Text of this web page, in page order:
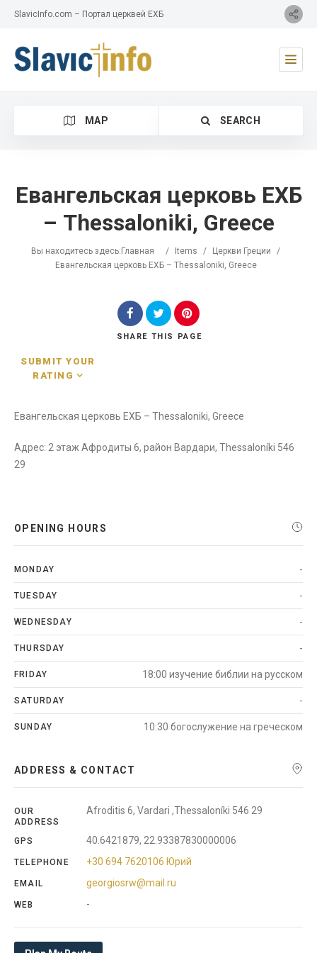
SlavicInfo.com – Портал церквей ЕХБ
MAP SEARCH
Category
Location
Search
Евангельская церковь ЕХБ
– Thessaloniki, Greece
Вы находитесь здесь:Главная / Items / Церкви Греции
/
Евангельская церковь ЕХБ – Thessaloniki, Greece
SHARE THIS PAGE
SUBMIT YOUR
RATING
Евангельская церковь ЕХБ – Thessaloniki, Greece
Адрес: 2 этаж Афродиты 6, район Вардари, Thessaloníki 546
29
OPENING HOURS
MONDAY -
TUESDAY -
WEDNESDAY -
THURSDAY -
FRIDAY 18:00 изучение библии на русском
SATURDAY -
SUNDAY 10:30 богослужение на греческом
ADDRESS & CONTACT
OUR
ADDRESS
Afroditis 6, Vardari ,Thessaloníki 546 29
GPS 40.6421879, 22.93387830000006
TELEPHONE +30 694 7620106 Юрий
EMAIL georgiosrw@mail.ru
WEB -